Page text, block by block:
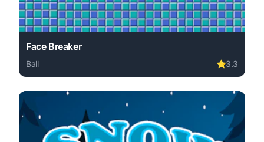
Face Breaker
Ball ⭐3.3
Play Face Breaker online free. ball game, no download